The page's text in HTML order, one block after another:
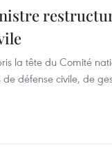
la tête du Comité
défense civile, de